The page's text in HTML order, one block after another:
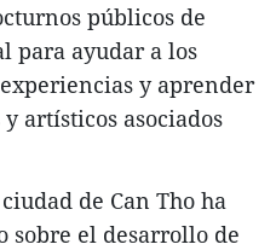
públicos de
para ayudar a los
y aprender
artísticos asociados
de Can Tho ha
sobre el desarrollo de